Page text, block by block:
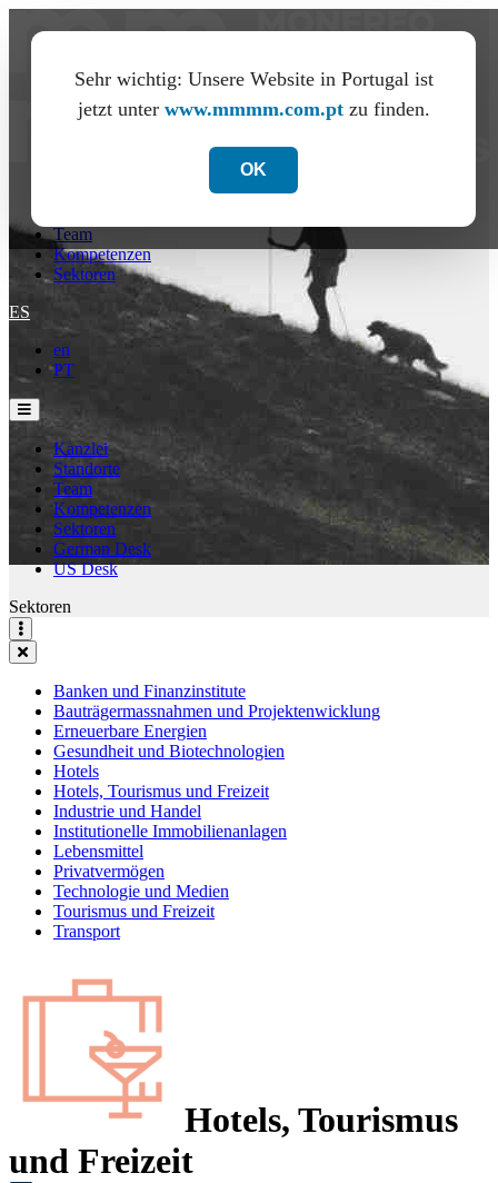
Sehr wichtig: Unsere Website in Portugal ist
jetzt unter www.mmmm.com.ptzu finden.
OK
Team
Kompetenzen
Sektoren
ES
en
PT
Kanzlei
Standorte
Team
Kompetenzen
Sektoren
German Desk
US Desk
Sektoren
Banken und Finanzinstitute
Bauträgermassnahmen und Projektenwicklung
Erneuerbare Energien
Gesundheit und Biotechnologien
Hotels
Hotels, Tourismus und Freizeit
Industrie und Handel
Institutionelle Immobilienanlagen
Lebensmittel
Privatvermögen
Technologie und Medien
Tourismus und Freizeit
Transport
Hotels, Tourismus
und Freizeit